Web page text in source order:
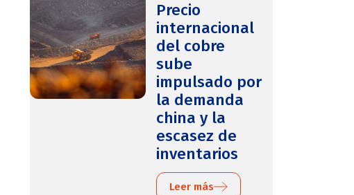
Precio
internacional
del cobre
sube
impulsado por
la demanda
china y la
escasez de
inventarios
Leer más